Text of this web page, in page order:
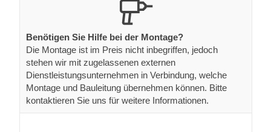
Benötigen Sie Hilfe bei der Montage?
Die Montage ist im Preis nicht inbegriffen, jedoch
stehen wir mit zugelassenen externen
Dienstleistungsunternehmen in Verbindung, welche
Montage und Bauleitung übernehmen können. Bitte
kontaktieren Sie uns für weitere Informationen.